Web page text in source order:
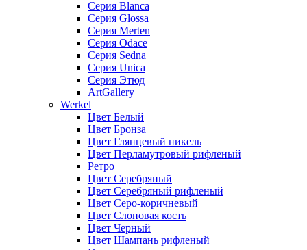
Серия Blanca
Серия Glossa
Серия Merten
Серия Odace
Серия Sedna
Серия Unica
Серия Этюд
ArtGallery
Werkel
Цвет Белый
Цвет Бронза
Цвет Глянцевый никель
Цвет Перламутровый рифленый
Ретро
Цвет Серебряный
Цвет Серебряный рифленый
Цвет Серо-коричневый
Цвет Слоновая кость
Цвет Черный
Цвет Шампань рифленый